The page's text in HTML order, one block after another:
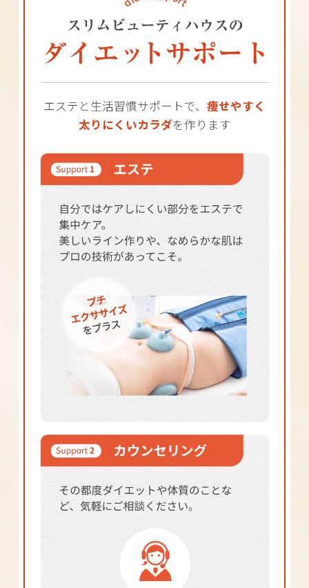
エステと生活習慣サポートで、 痩せやすく
太りにくいカラダを作ります